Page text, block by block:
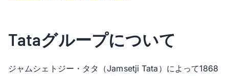
Tataグループについて
ジャムシェトジー・タタ（Jamsetji Tata）によって1868